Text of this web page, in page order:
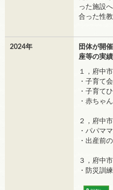
った施設
合った性
2024年
団体が開
座等の実績
１，府中
・子育て
・子育て
・赤ちゃ
２，府中
・パパマ
・出産前
３，府中
・防災訓